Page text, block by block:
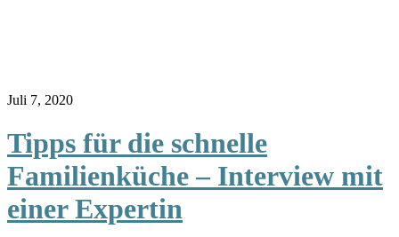
Juli 7, 2020
Tipps für die schnelle
Familienküche – Interview mit
einer Expertin